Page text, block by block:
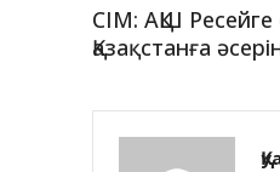
СІМ: АҚШ
Қазақстанға